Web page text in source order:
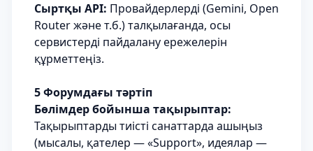
Сыртқы API: Провайдерлерді (Gemini, Open
Router және т.б.) талқылағанда, осы
сервистерді пайдалану ережелерін
құрметтеңіз.
5 Форумдағы тәртіп
Бөлімдер бойынша тақырыптар:
Тақырыптарды тиісті санаттарда ашыңыз
(мысалы, қателер — «Support», идеялар —